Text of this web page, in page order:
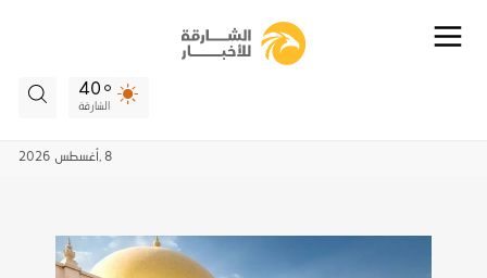
40
الشارقة
8 , أغسطس 2026